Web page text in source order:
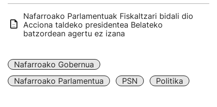
Nafarroako Parlamentuak Fiskaltzari bidali dio
Acciona taldeko presidentea Belateko
batzordean agertu ez izana
Nafarroako Gobernua
Nafarroako Parlamentua
PSN Politika